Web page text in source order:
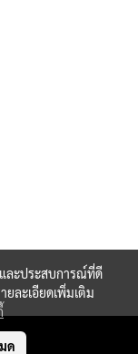
ละประสบการณ์ที่ดี
ยละเอียดเพิ่มเติม
ด